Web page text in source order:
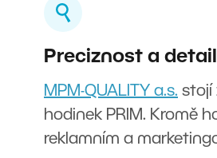
Preciznost a
MPM-QUALITY a.s. stojí
hodinek PRIM. Kromě
reklamním a